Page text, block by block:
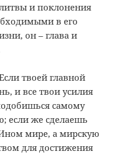
и поклонения
в его
он – глава и
твоей главной
и все твои усилия
самому
если же сделаешь
мире, а мирскую
для достижения